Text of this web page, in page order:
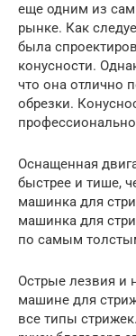
еще одним из
рынке. Как
была
конусности.
что она отлично
обрезки.
Оснащенная
быстрее и тише,
машинка для
машинка для
по самым
Острые лезвия и
машине для
все типы